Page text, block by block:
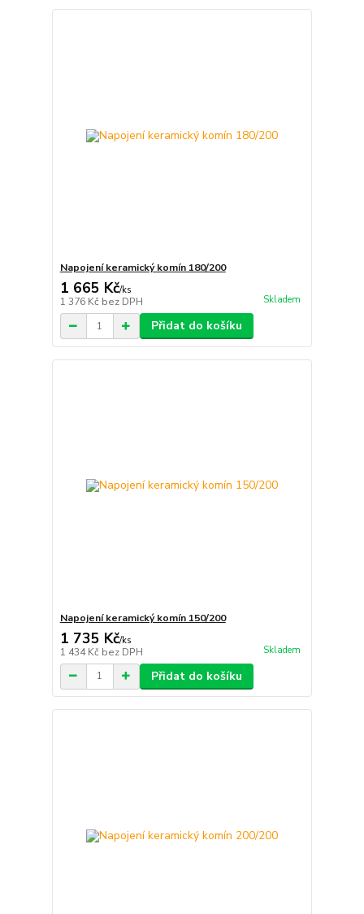
Napojení keramický komín 180/200
1 665 Kč/ks
1 376 Kč bez DPH Skladem
Přidat do košíku
Napojení keramický komín 150/200
1 735 Kč/ks
1 434 Kč bez DPH Skladem
Přidat do košíku